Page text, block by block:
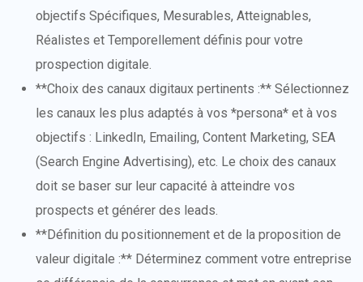
objectifs Spécifiques, Mesurables, Atteignables,
Réalistes et Temporellement définis pour votre
prospection digitale.
**Choix des canaux digitaux pertinents :** Sélectionnez
les canaux les plus adaptés à vos *persona* et à vos
objectifs : LinkedIn, Emailing, Content Marketing, SEA
(Search Engine Advertising), etc. Le choix des canaux
doit se baser sur leur capacité à atteindre vos
prospects et générer des leads.
**Définition du positionnement et de la proposition de
valeur digitale :** Déterminez comment votre entreprise